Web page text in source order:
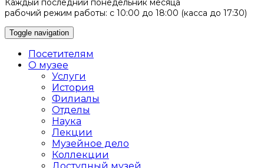
Каждый последний понедельник месяца
рабочий режим работы: с 10:00 до 18:00 (касса до 17:30)
Toggle navigation
Посетителям
О музее
Услуги
История
Филиалы
Отделы
Наука
Лекции
Музейное дело
Коллекции